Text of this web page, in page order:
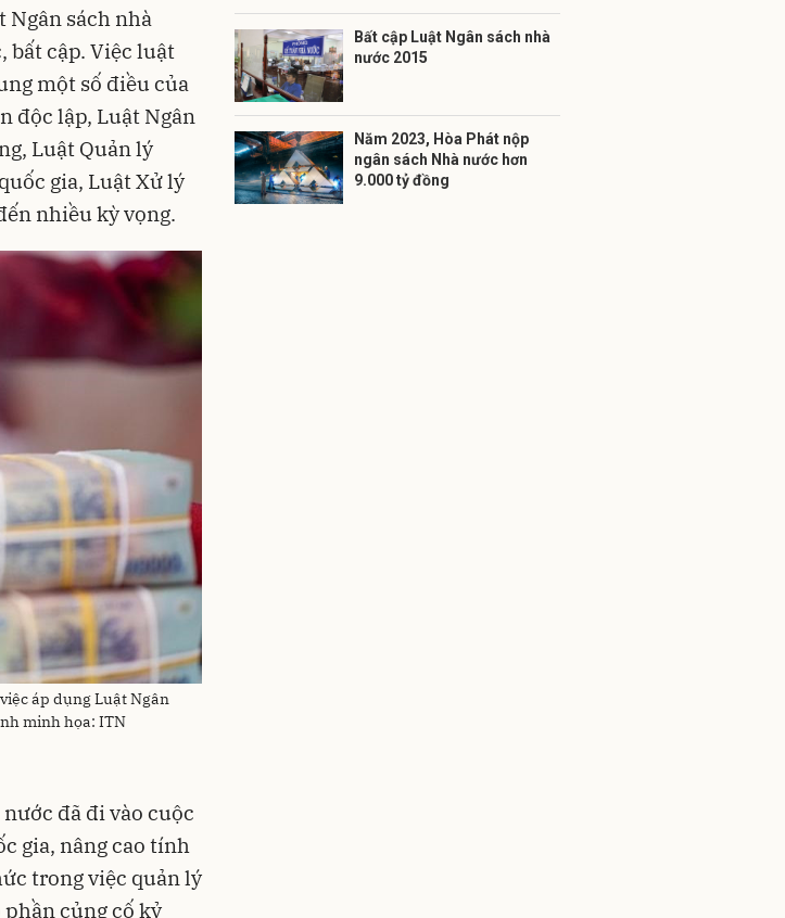
sách nhà
bất cập. Việc luật
một số điều của
độc lập, Luật Ngân
Luật Quản lý
gia, Luật Xử lý
nhiều kỳ vọng.
áp dụng Luật Ngân
minh họa: ITN
đã đi vào cuộc
gia, nâng cao tính
trong việc quản lý
củng cố kỷ
Bất cập Luật Ngân sách nhà
nước 2015
Năm 2023, Hòa Phát nộp
ngân sách Nhà nước hơn
9.000 tỷ đồng